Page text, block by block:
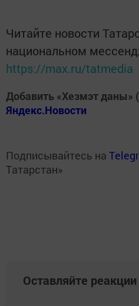
Читайте новости
национальном
https://max.ru/tatmedia
Добавить «Хезмэт даны»
Яндекс.Новости
Подписывайтесь на
Татарстан»
Оставляйте реакции